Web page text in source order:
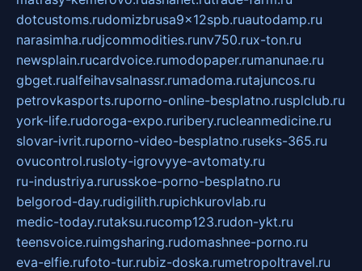
dotcustoms.rudomizbrusa9x12spb.ruautodamp.ru
narasimha.rudjcommodities.runv750.rux-ton.ru
newsplain.rucardvoice.rumodopaper.rumanunae.ru
gbget.rualfeihavsalnassr.rumadoma.rutajuncos.ru
petrovkasports.ruporno-online-besplatno.rusplclub.ru
york-life.rudoroga-expo.ruribery.rucleanmedicine.ru
slovar-ivrit.ruporno-video-besplatno.ruseks-365.ru
ovucontrol.rusloty-igrovyye-avtomaty.ru
ru-industriya.rurusskoe-porno-besplatno.ru
belgorod-day.rudigilith.rupichkurovlab.ru
medic-today.rutaksu.rucomp123.rudon-ykt.ru
teensvoice.ruimgsharing.rudomashnee-porno.ru
eva-elfie.rufoto-tur.rubiz-doska.rumetropoltravel.ru